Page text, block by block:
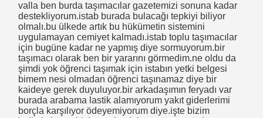
valla ben burda taşımacılar gazetemizi sonuna kadar
destekliyorum.istab burada bulacağı tepkiyi biliyor
olmalı.bu ülkede artık bu hükümetin sistemini
uygulamayan cemiyet kalmadı.istab toplu taşımacılar
için bugüne kadar ne yapmış diye sormuyorum.bir
taşımacı olarak ben bir yararını görmedim.ne oldu da
şimdi yok öğrenci taşımak için istabın yetki belgesi
bimem nesi olmadan öğrenci taşınamaz diye bir
kaideye gerek duyuluyor.bir arkadaşımın feryadı var
burada arabama lastik alamıyorum yakıt giderlerimi
borçla karşılıyor ödeyemiyorum diye.işte bizim
Not Ettikleri
YE CEVABI